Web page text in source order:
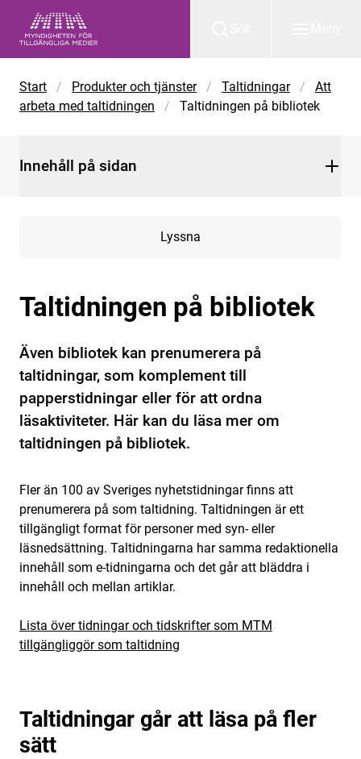
Start / Produkter och tjänster / Taltidningar /
Att
arbeta med taltidningen
/ Taltidningen på bibliotek
Lyssna
Taltidningen på bibliotek
Även bibliotek kan prenumerera på
taltidningar, som komplement till
papperstidningar eller för att ordna
läsaktiviteter. Här kan du läsa mer om
taltidningen på bibliotek.
Fler än 100 av Sveriges nyhetstidningar finns att
prenumerera på som taltidning. Taltidningen är ett
tillgängligt format för personer med syn- eller
läsnedsättning. Taltidningarna har samma redaktionella
innehåll som e-tidningarna och det går att bläddra i
innehåll och mellan artiklar.
Lista över tidningar och tidskrifter som MTM
tillgängliggör som taltidning
Taltidningar går att läsa på fler
sätt
Innehåll på sidan